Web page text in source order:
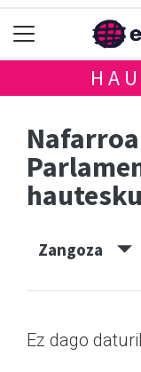
Zangoza
Ez dago